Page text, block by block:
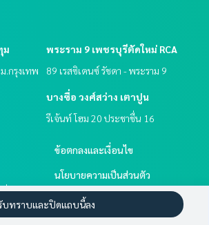
ม
.กรุงเทพ
พระราม 9 เพชรบุรีตัดใหม่ RCA
89 เรสซิเดนซ์ รัชดา - พระราม 9
บางซื่อ วงศ์สว่าง เตาปูน
รีเจ้นท์ โฮม 20 ประชาชื่น 16
RCA
ข้อตกลงและเงื่อนไข
นโยบายความเป็นส่วนตัว
เกี่ยวกับเรา
บทราบและปิดแถบนี้ลง